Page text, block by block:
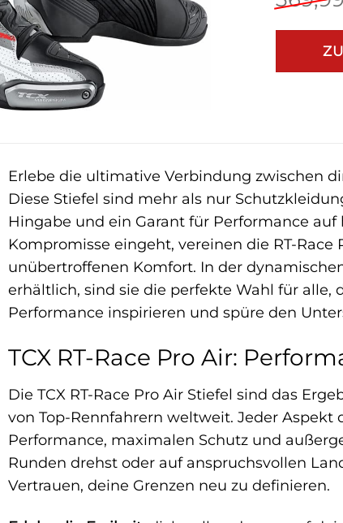
Erlebe die ultimative Verbindung zwischen
Diese Stiefel sind mehr als nur
Hingabe und ein Garant für Performance
Kompromisse eingeht, vereinen die RT-
unübertroffenen Komfort. In der
erhältlich, sind sie die perfekte Wahl für alle,
Performance inspirieren und spüre den
TCX RT-Race Pro Air:
Die TCX RT-Race Pro Air Stiefel sind das
von Top-Rennfahrern weltweit. Jeder
Performance, maximalen Schutz und
Runden drehst oder auf anspruchsvollen
Vertrauen, deine Grenzen neu zu definieren.